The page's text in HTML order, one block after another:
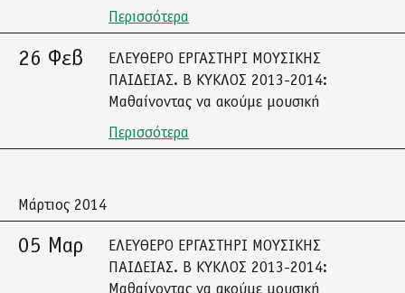
Περισσότερα
26 Φεβ
ΕΛΕΥΘΕΡΟ ΕΡΓΑΣΤΗΡΙ ΜΟΥΣΙΚΗΣ
ΠΑΙΔΕΙΑΣ. Β ΚΥΚΛΟΣ 2013-2014:
Μαθαίνοντας να ακούμε μουσική
Περισσότερα
Μάρτιος 2014
05 Μαρ
ΕΛΕΥΘΕΡΟ ΕΡΓΑΣΤΗΡΙ ΜΟΥΣΙΚΗΣ
ΠΑΙΔΕΙΑΣ. Β ΚΥΚΛΟΣ 2013-2014: